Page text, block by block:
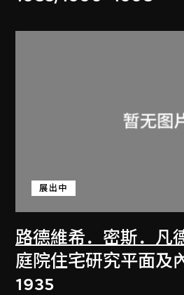
路德維希．密斯．凡
展出中
庭院住宅研究平面及
1935